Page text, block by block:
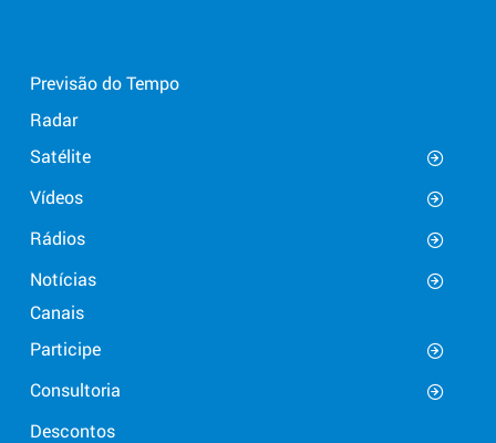
Previsão do Tempo
Radar
Satélite
Vídeos
Rádios
Notícias
Canais
Participe
Consultoria
Descontos